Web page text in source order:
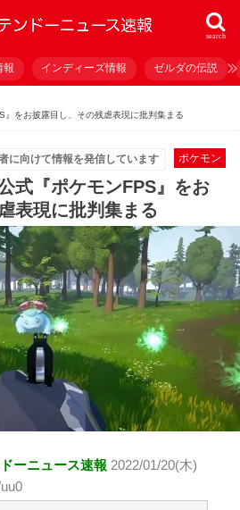
search
報 インディーズ情報 ゼルダの伝説
』をお披露目し、その残虐表現に批判集まる
ポケモン
に向けて情報を発信しています
式『ポケモンFPS』をお
表現に批判集まる
ーニュース速報 2022/01/20(木)